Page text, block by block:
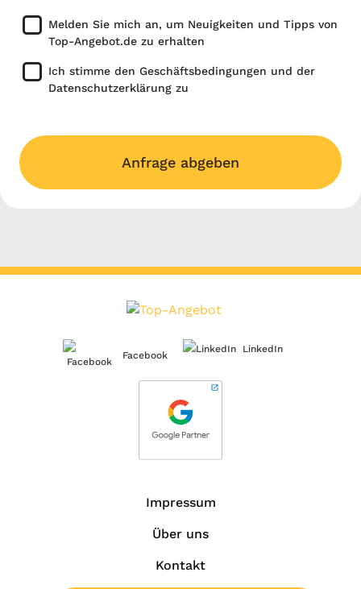
Melden Sie mich an, um Neuigkeiten und Tipps von
Top-Angebot.de zu erhalten
Ich stimme den Geschäftsbedingungen und der
Datenschutzerklärung zu
Anfrage abgeben
Facebook
LinkedIn
Impressum
Über uns
Kontakt